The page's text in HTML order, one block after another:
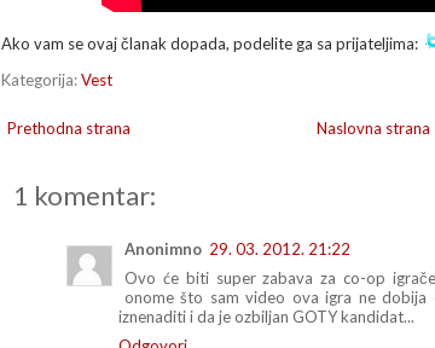
Ako vam se ovaj članak dopada, podelite ga sa prijateljima:
Kategorija:Vest
Prethodna strana Naslovna strana
1 komentar:
Anonimno 29. 03. 2012. 21:22
Ovo će biti super zabava za co-op
onome što sam video ova igra ne
iznenaditi i da je ozbiljan GOTY kandidat...